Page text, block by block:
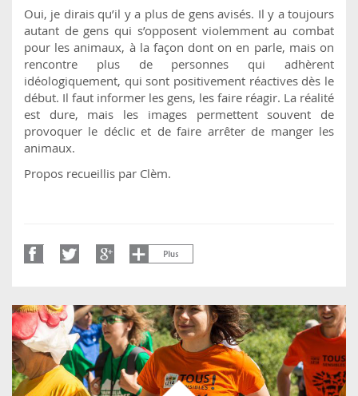
Oui, je dirais qu’il y a plus de gens avisés. Il y a toujours
autant de gens qui s’opposent violemment au combat
pour les animaux, à la façon dont on en parle, mais on
rencontre plus de personnes qui adhèrent
idéologiquement, qui sont positivement réactives dès le
début. Il faut informer les gens, les faire réagir. La réalité
est dure, mais les images permettent souvent de
provoquer le déclic et de faire arrêter de manger les
animaux.
Propos recueillis par Clèm.